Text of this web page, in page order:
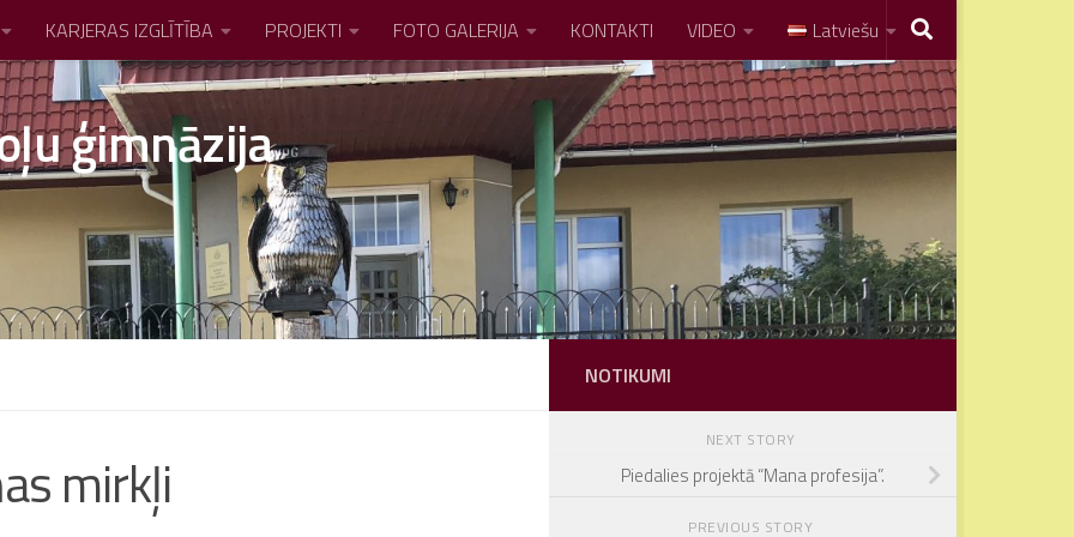
KARJERAS IZGLĪTĪBA PROJEKTI FOTO GALERIJA KONTAKTI VIDEO Latviešu
ģimnāzija
mirkļi
NOTIKUMI
NEXT STORY
Piedalies projektā “Mana profesija”.
PREVIOUS STORY